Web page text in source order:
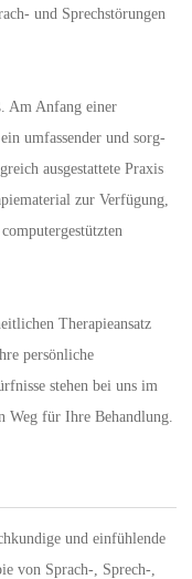
und Sprechstörungen
Am Anfang einer
umfassender und sorg­
ausge­stattete Praxis
zur Ver­fügung,
Therapieansatz
persönliche
stehen bei uns im
Weg für Ihre Behandlung.
und einfühlende
von Sprach-, Sprech-,